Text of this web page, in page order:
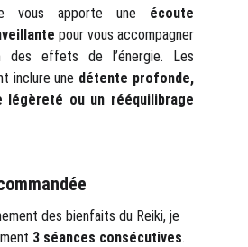
vous apporte une écoute
pour vous accompagner
des effets de l’énergie. Les
inclure une détente profonde,
légèreté ou un rééquilibrage
des bienfaits du Reiki, je
3 séances consécutives.